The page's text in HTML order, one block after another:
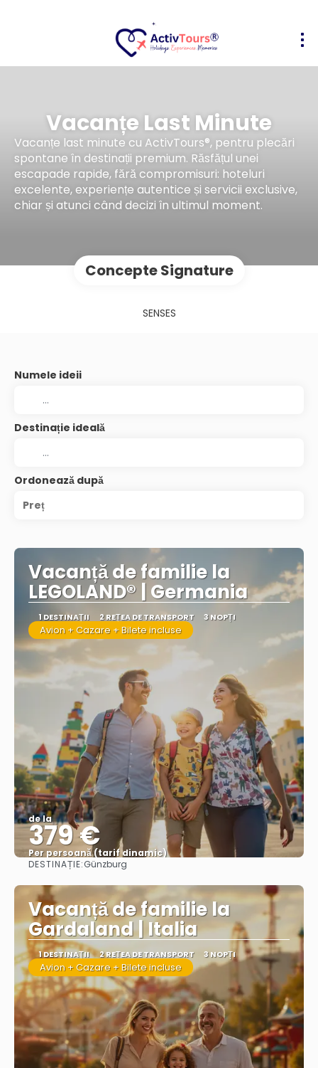
Vacanțe Last Minute
Vacanțe last minute cu ActivTours®, pentru plecări
spontane în destinații premium. Răsfățul unei
escapade rapide, fără compromisuri: hoteluri
excelente, experiențe autentice și servicii exclusive,
chiar și atunci când decizi în ultimul moment.
Concepte Signature
SENSES
Numele ideii
Destinație ideală
Ordonează după
Preț
Vacanță de familie la
LEGOLAND® | Germania
1 DESTINAŢII 2 REȚEA DE TRANSPORT 3 NOPȚI
Avion + Cazare + Bilete incluse
de la
379 €
Per persoană (tarif dinamic)
Vezi mai multe
DESTINAȚIE:Günzburg
Vacanță de familie la
Gardaland | Italia
1 DESTINAŢII 2 REȚEA DE TRANSPORT 3 NOPȚI
Avion + Cazare + Bilete incluse